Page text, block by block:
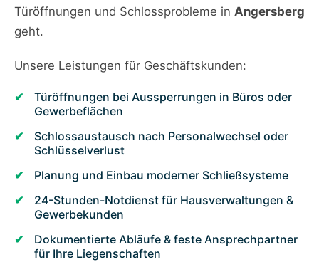
Türöffnungen und Schlossprobleme in Angersberg
geht.
Unsere Leistungen für Geschäftskunden:
Türöffnungen bei Aussperrungen in Büros oder
Gewerbeflächen
Schlossaustausch nach Personalwechsel oder
Schlüsselverlust
Planung und Einbau moderner Schließsysteme
24-Stunden-Notdienst für Hausverwaltungen &
Gewerbekunden
Dokumentierte Abläufe & feste Ansprechpartner
für Ihre Liegenschaften